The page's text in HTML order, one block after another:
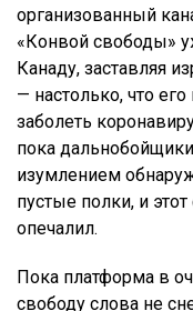
организованный
«Конвой свободы»
Канаду, заставляя
— настолько, что
заболеть
пока
изумлением
пустые полки, и
опечалил.
Пока платформа в
свободу слова не